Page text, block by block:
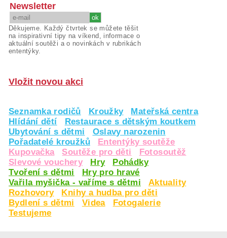
Newsletter
Děkujeme. Každý čtvrtek se můžete těšit
na inspirativní tipy na víkend, informace o
aktuální soutěži a o novinkách v rubrikách
ententýky.
Vložit novou akci
Seznamka rodičů Kroužky
Mateřská centra
Hlídání dětí
Restaurace s dětským koutkem
Ubytování s dětmi
Oslavy narozenin
Pořadatelé kroužků
Ententýky soutěže
Kupovačka
Soutěže pro děti
Fotosoutěž
Slevové vouchery
Hry
Pohádky
Tvoření s dětmi
Hry pro hravé
Vařila myšička - vaříme s dětmi
Aktuality
Rozhovory
Knihy a hudba pro děti
Bydlení s dětmi
Videa
Fotogalerie
Testujeme